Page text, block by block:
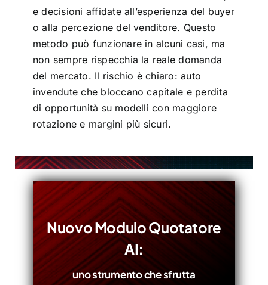
e decisioni affidate all’esperienza del buyer
o alla percezione del venditore. Questo
metodo può funzionare in alcuni casi, ma
non sempre rispecchia la reale domanda
del mercato. Il rischio è chiaro: auto
invendute che bloccano capitale e perdita
di opportunità su modelli con maggiore
rotazione e margini più sicuri.
Nuovo Modulo Quotatore
AI:
uno strumento che sfrutta